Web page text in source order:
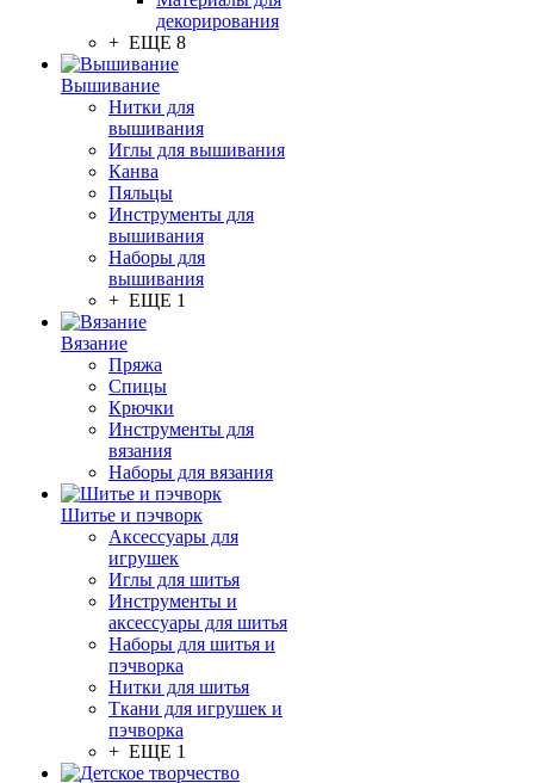
декорирования
+ ЕЩЕ 8
Вышивание
Нитки для
вышивания
Иглы для вышивания
Канва
Пяльцы
Инструменты для
вышивания
Наборы для
вышивания
+ ЕЩЕ 1
Вязание
Пряжа
Спицы
Крючки
Инструменты для
вязания
Наборы для вязания
Шитье и пэчворк
Аксессуары для
игрушек
Иглы для шитья
Инструменты и
аксессуары для шитья
Наборы для шитья и
пэчворка
Нитки для шитья
Ткани для игрушек и
пэчворка
+ ЕЩЕ 1